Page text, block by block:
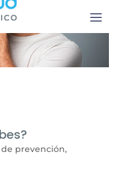
de prevención,